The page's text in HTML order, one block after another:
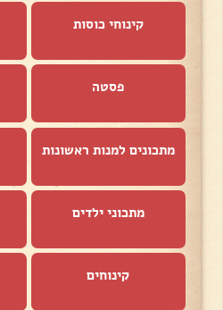
קינוחי כוסות
פסטה
מתכונים למנות ראשונות
מתכוני ילדים
קינוחים